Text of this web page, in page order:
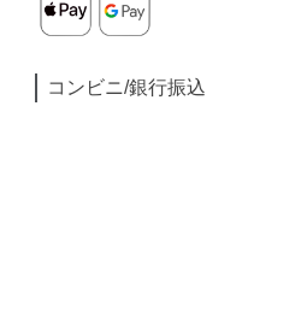
コンビニ/銀行振込